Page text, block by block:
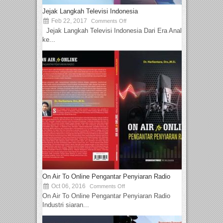
Jejak Langkah Televisi Indonesia
Feb 22, 2017 Comments Off
Jejak Langkah Televisi Indonesia Dari Era Analog
ke...
On Air To Online Pengantar Penyiaran Radio
Oct 06, 2016 Comments Off
On Air To Online Pengantar Penyiaran Radio
Industri siaran...